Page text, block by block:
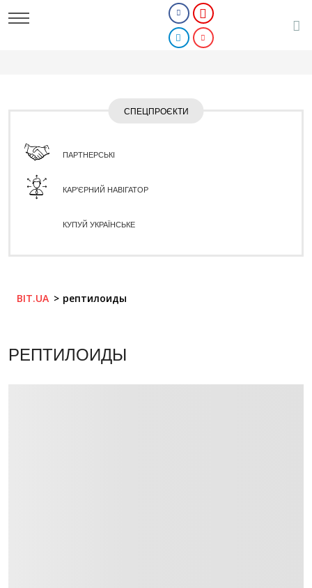
СПЕЦПРОЄКТИ
ПАРТНЕРСЬКІ
КАР'ЄРНИЙ НАВІГАТОР
КУПУЙ УКРАЇНСЬКЕ
BIT.UA рептилоиды
РЕПТИЛОИДЫ